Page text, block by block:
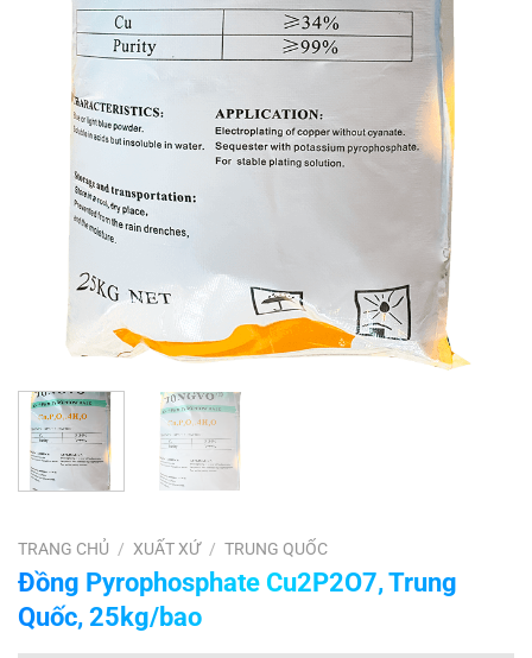
TRANG CHỦ / XUẤT XỨ / TRUNG QUỐC
Đồng Pyrophosphate Cu2P2O7, Trung
Quốc, 25kg/bao